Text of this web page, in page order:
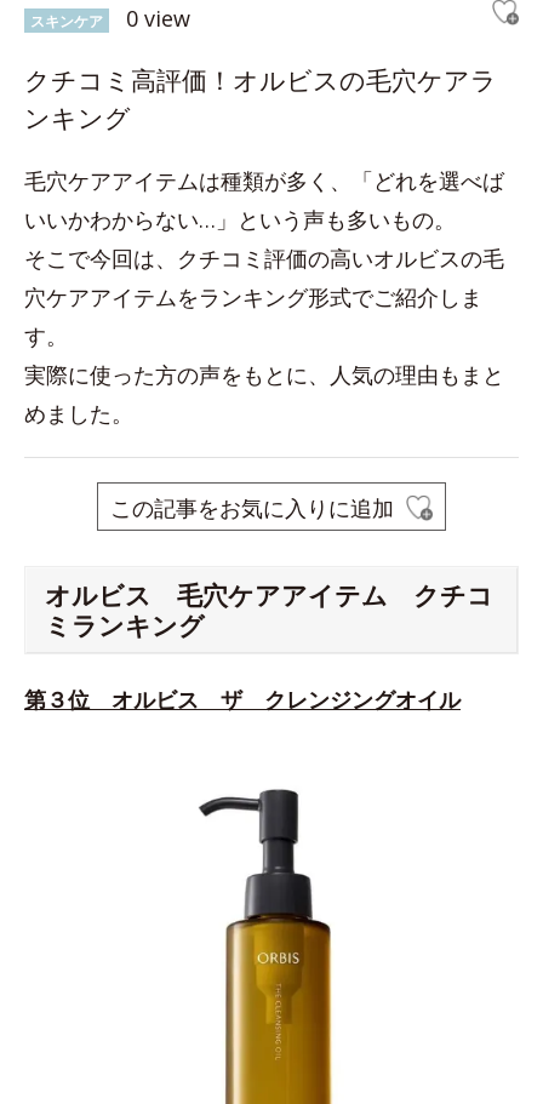
スキンケア 0 view
クチコミ高評価！オルビスの毛穴ケアラ
ンキング
毛穴ケアアイテムは種類が多く、「どれを選べば
いいかわからない…」という声も多いもの。
そこで今回は、クチコミ評価の高いオルビスの毛
穴ケアアイテムをランキング形式でご紹介しま
す。
実際に使った方の声をもとに、人気の理由もまと
めました。
この記事をお気に入りに追加
オルビス 毛穴ケアアイテム クチコ
ミランキング
第３位 オルビス ザ クレンジングオイル